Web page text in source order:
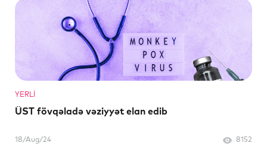
YERLI
ÜST fövqəladə vəziyyət elan edib
18/Aug/24 8152